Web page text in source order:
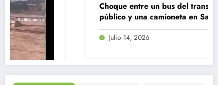
Choque entre un bus del transporte
público y una camioneta en Santiago
Centro